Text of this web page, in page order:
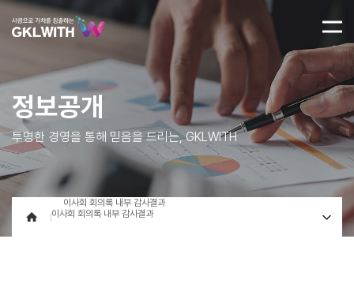
정보공개
투명한 경영을 통해 믿음을 드리는, GKLWITH
이사회 회의록 내부 감사결과
이사회 회의록 내부 감사결과